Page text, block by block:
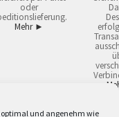
optimal und angenehm wie
oder
Mehr ►